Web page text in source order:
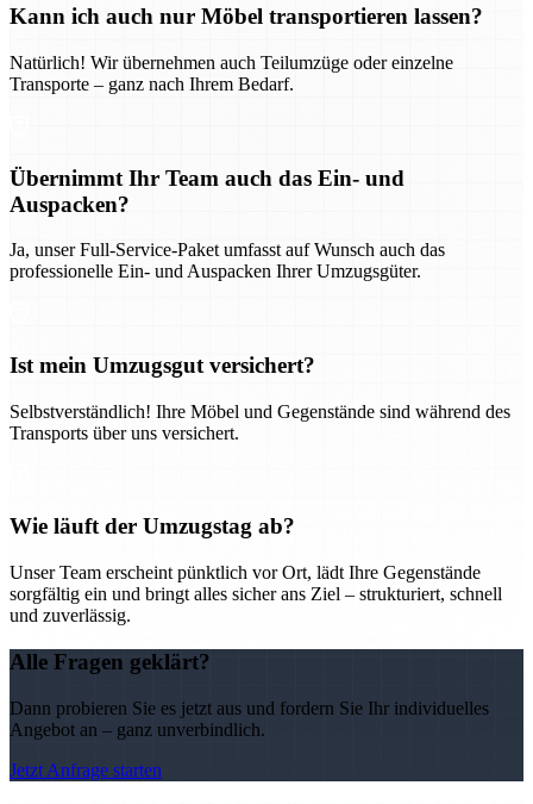
Kann ich auch nur Möbel transportieren lassen?
Natürlich! Wir übernehmen auch Teilumzüge oder einzelne
Transporte – ganz nach Ihrem Bedarf.
Übernimmt Ihr Team auch das Ein- und
Auspacken?
Ja, unser Full-Service-Paket umfasst auf Wunsch auch das
professionelle Ein- und Auspacken Ihrer Umzugsgüter.
Ist mein Umzugsgut versichert?
Selbstverständlich! Ihre Möbel und Gegenstände sind während des
Transports über uns versichert.
Wie läuft der Umzugstag ab?
Unser Team erscheint pünktlich vor Ort, lädt Ihre Gegenstände
sorgfältig ein und bringt alles sicher ans Ziel – strukturiert, schnell
und zuverlässig.
Alle Fragen geklärt?
Dann probieren Sie es jetzt aus und fordern Sie Ihr individuelles
Angebot an – ganz unverbindlich.
Jetzt Anfrage starten